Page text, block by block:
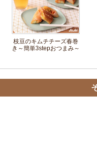
枝豆のキムチチーズ春巻
き～簡単3stepおつまみ～